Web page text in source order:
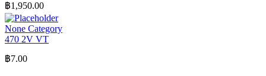
฿1,950.00
None Category
470 2V VT
฿7.00